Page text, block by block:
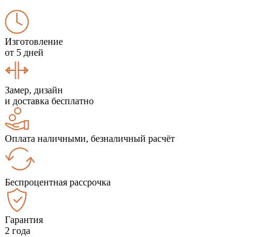
Изготовление
от 5 дней
Замер, дизайн
и доставка бесплатно
Оплата наличными, безналичный расчёт
Беспроцентная рассрочка
Гарантия
2 года